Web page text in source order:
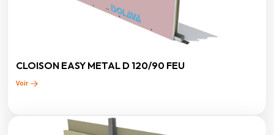
CLOISON EASY METAL D 120/90 FEU
Voir